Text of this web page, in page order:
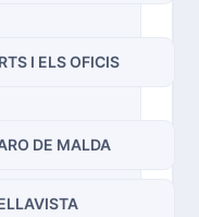
I ELS OFICIS
DE MALDA